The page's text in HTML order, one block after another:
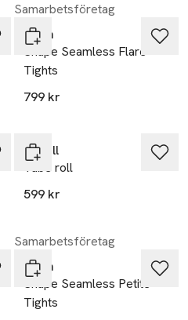
Samarbetsföretag
aim'n
Shape Seamless Flare
Tights
799 kr
Casall
Tube roll
599 kr
Samarbetsföretag
aim'n
Shape Seamless Petite
Tights